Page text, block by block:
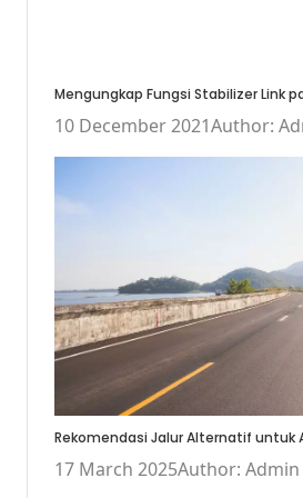
Mengungkap Fungsi Stabilizer Link
10 December 2021Author:
Rekomendasi Jalur Alternatif untuk
17 March 2025Author: Admin